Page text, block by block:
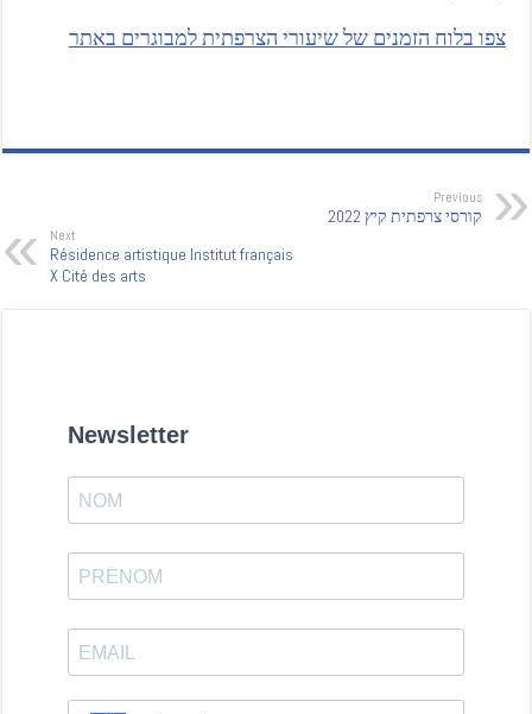
צפו בלוח הזמנים של שיעורי הצרפתית למבוגרים באתר
Previous
קורסי צרפתית קיץ 2022
Next
Résidence artistique Institut français
X Cité des arts